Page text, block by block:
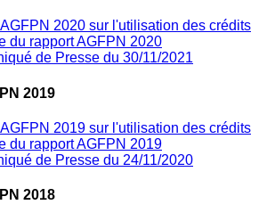
2020 sur l'utilisation des crédits
du rapport AGFPN 2020
de Presse du 30/11/2021
2019
2019 sur l'utilisation des crédits
du rapport AGFPN 2019
de Presse du 24/11/2020
2018